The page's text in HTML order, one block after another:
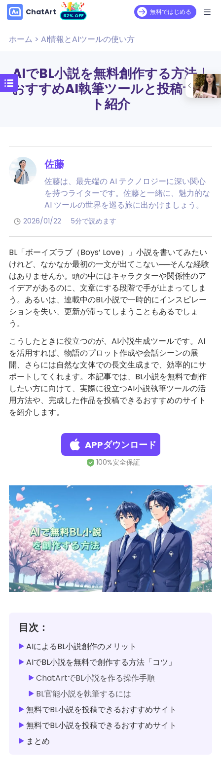
ChatArt 62% OFF 無料ではじめる
ホーム > AI情報とAIツールの使い方
AIでBL小説を無料創作する方法｜
おすすめAI執筆ツールと投稿サイ
ト紹介
佐藤
佐藤は、最先端の AI テクノロジーに深い関心
を持つライターです。佐藤と一緒に、魅力的な
AI ツールの世界を巡る旅に出かけましょう。
2026/01/22 5分で読めます
BL「ボーイズラブ（Boys’ Love）」小説を書いてみたい
けれど、なかなか最初の一文が出てこない──そんな経験
はありませんか。頭の中にはキャラクターや関係性のア
イデアがあるのに、文章にする段階で手が止まってしま
う。あるいは、連載中のBL小説で一時的にインスピレー
ションを失い、更新が滞ってしまうこともあるでしょ
う。
こうしたときに役立つのが、AI小説生成ツールです。AI
を活用すれば、物語のプロット作成や会話シーンの展
開、さらには自然な文体での長文生成まで、効率的にサ
ポートしてくれます。本記事では、BL小説を無料で創作
したい方に向けて、実際に役立つAI小説執筆ツールの活
用方法や、完成した作品を投稿できるおすすめのサイト
を紹介します。
APPダウンロード
目次：
AIによるBL小説創作のメリット
AIでBL小説を無料で創作する方法「コツ」
ChatArtでBL小説を作る操作手順
BL官能小説を執筆するには
無料でBL小説を投稿できるおすすめサイト
無料でBL小説を投稿できるおすすめサイト
まとめ